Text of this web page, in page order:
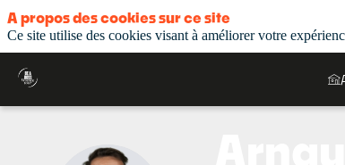
A propos des cookies sur ce site
Ce site utilise des cookies visant à améliorer votre